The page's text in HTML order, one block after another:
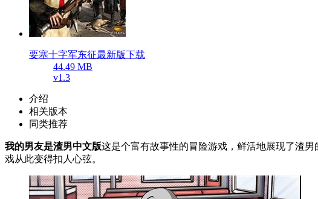
要塞十字军东征最新版下载
44.49 MB
v1.3
介绍
相关版本
同类推荐
我的男友是渣男中文版这是个富有故事性的冒险游戏，鲜活地展现了渣
戏从此变得扣人心弦。